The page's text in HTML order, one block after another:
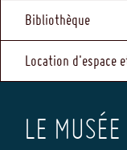
Bibliothèque
Location d'espace
LE